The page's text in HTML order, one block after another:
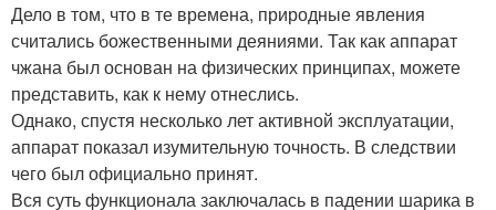
Дело в том, что в те времена, природные явления
считались божественными деяниями. Так как аппарат
чжана был основан на физических принципах, можете
представить, как к нему отнеслись.
Однако, спустя несколько лет активной эксплуатации,
аппарат показал изумительную точность. В следствии
чего был официально принят.
Вся суть функционала заключалась в падении шарика в